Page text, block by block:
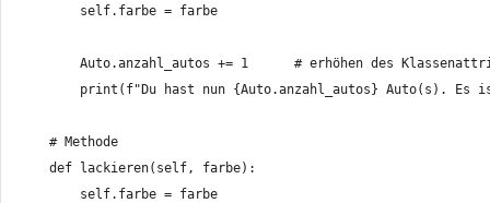
        self.farbe = farbe
Auto.anzahl_autos += 1      # erhöhen des
print(f"Du hast nun {Auto.anzahl_autos} Auto(s). Es
    # Methode
    def lackieren(self, farbe):
        self.farbe = farbe